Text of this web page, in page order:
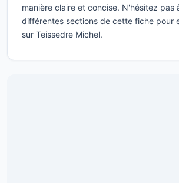
manière claire et concise. N'hésitez pas
différentes sections de cette fiche pour
sur Teissedre Michel.